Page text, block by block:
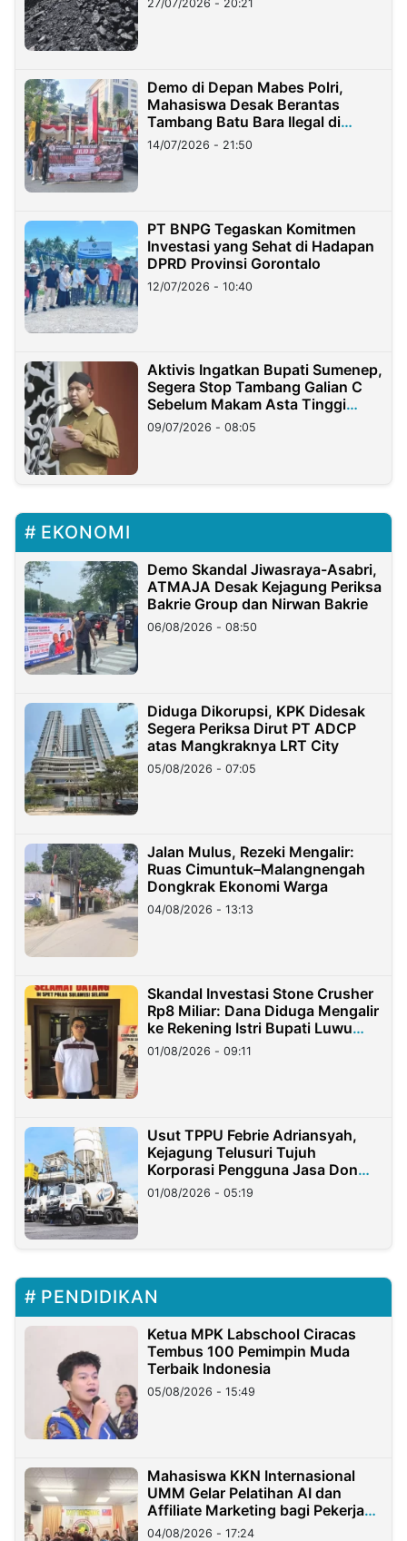
27/07/2026 - 20:21
Demo di Depan Mabes Polri,
Mahasiswa Desak Berantas
Tambang Batu Bara Ilegal di
Lampung
14/07/2026 - 21:50
PT BNPG Tegaskan Komitmen
Investasi yang Sehat di Hadapan
DPRD Provinsi Gorontalo
12/07/2026 - 10:40
Aktivis Ingatkan Bupati Sumenep,
Segera Stop Tambang Galian C
Sebelum Makam Asta Tinggi
Longsor
09/07/2026 - 08:05
EKONOMI
Demo Skandal Jiwasraya-Asabri,
ATMAJA Desak Kejagung Periksa
Bakrie Group dan Nirwan Bakrie
06/08/2026 - 08:50
Diduga Dikorupsi, KPK Didesak
Segera Periksa Dirut PT ADCP
atas Mangkraknya LRT City
05/08/2026 - 07:05
Jalan Mulus, Rezeki Mengalir:
Ruas Cimuntuk–Malangnengah
Dongkrak Ekonomi Warga
04/08/2026 - 13:13
Skandal Investasi Stone Crusher
Rp8 Miliar: Dana Diduga Mengalir
ke Rekening Istri Bupati Luwu
Timur
01/08/2026 - 09:11
Usut TPPU Febrie Adriansyah,
Kejagung Telusuri Tujuh
Korporasi Pengguna Jasa Don
Ritto
01/08/2026 - 05:19
PENDIDIKAN
Ketua MPK Labschool Ciracas
Tembus 100 Pemimpin Muda
Terbaik Indonesia
05/08/2026 - 15:49
Mahasiswa KKN Internasional
UMM Gelar Pelatihan AI dan
Affiliate Marketing bagi Pekerja
Migran Indonesia di Taiwan
04/08/2026 - 17:24